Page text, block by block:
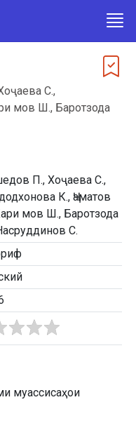
С.,
мов Ш., Баротзода
П., Хоҷаева С.,
К., Ҷаматов
мов Ш., Баротзода
С.
муассисаҳои